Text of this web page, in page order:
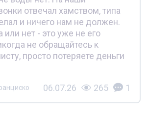
отвечал хамством, типа
и ничего нам не должен.
или нет - это уже не его
не обращайтесь к
просто потеряете деньги
06.07.26 265 1